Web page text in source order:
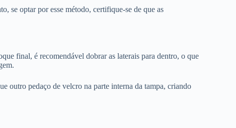
se optar por esse método, certifique-se de que as
final, é recomendável dobrar as laterais para dentro, o que
outro pedaço de velcro na parte interna da tampa, criando